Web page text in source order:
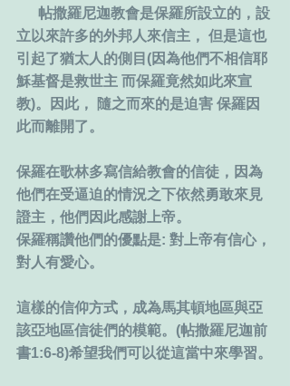
立以來許多的外邦人來信主， 但是這也
引起了猶太人的側目(因為他們不相信耶
穌基督是救世主 而保羅竟然如此來宣
教)。因此， 隨之而來的是迫害 保羅因
此而離開了。
保羅在歌林多寫信給教會的信徒，因為
他們在受逼迫的情況之下依然勇敢來見
證主，他們因此感謝上帝。
保羅稱讚他們的優點是: 對上帝有信心，
對人有愛心。
這樣的信仰方式，成為馬其頓地區與亞
該亞地區信徒們的模範。(帖撒羅尼迦前
書1:6-8)希望我們可以從這當中來學習。